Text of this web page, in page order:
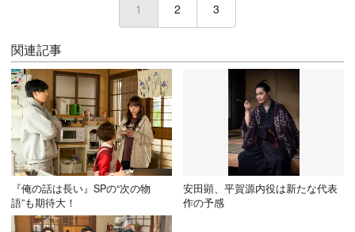
1 (current)
2 3
関連記事
『俺の話は長い』SPの“次の物
語”も期待大！
安田顕、平賀源内役は新たな代表
作の予感